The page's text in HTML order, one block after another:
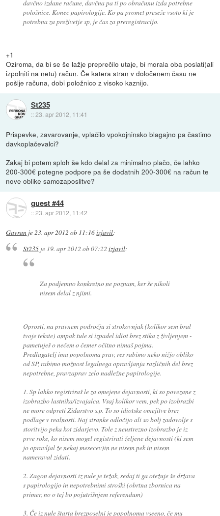
davčno izdane račune, davčna pa ti po obračunu izda potrebne
položnice. Konec papirologije. Ko pa promet preseže vsoto ki je
potrebna za preživetje sp, je čas za preregistracijo.
+1
Oziroma, da bi se še lažje preprečilo utaje, bi morala oba poslati(ali
izpolniti na netu) račun. Če katera stran v določenem času ne
pošlje računa, dobi položnico z visoko kaznijo.
St235
::23. apr 2012, 11:41
Prispevke, zavarovanje, vplačilo vpokojninsko blagajno pa častimo
davkoplačevalci?
Zakaj bi potem sploh še kdo delal za minimalno plačo, če lahko
200-300€ potegne podpore pa še dodatnih 200-300€ na račun te
nove oblike samozaposlitve?
guest #44
::23. apr 2012, 11:42
Gavran je23. apr 2012 ob 11:16izjavil:
St235je 19. apr 2012 ob 07:22 izjavil:
Za podjemno konkretno ne poznam, ker še nikoli
nisem delal z njimi.
Oprosti, na pravnem področju si strokovnjak (kolikor sem bral
tvoje tekste) ampak tule si izpadel idiot brez stika z življenjem -
pametuješ o nečem o čemer očitno nimaš pojma.
Predlagatelj ima popolnoma prav, res rabimo neko nižjo obliko
od SP, rabimo možnost legalnega opravljanja različnih del brez
nepotrebne, pravzaprav zelo nadležne papirologije.
1. Sp lahko registriraš le za omejene dejavnosti, ki so povezane z
izobrazbo lastnika/izvajalca. Vsaj kolikor vem, pek po izobrazbi
ne more odpreti Zidarstvo s.p. To so idiotske omejitve brez
podlage v realnosti. Naj stranke odločijo ali so bolj zadovolje s
storitvijo peka kot zidarjevo. Tole z neustrezno izobrazbo je iz
prve roke, ko nisem mogel registrirati željene dejavnosti (ki sem
jo opravljal že nekaj mesecev)in ne nisem pek in nisem
nameraval zidati.
2. Zagon dejavnosti iz nule je težak, sedaj ti ga otežuje še država
s papirologijo in nepotrebnimi stroški (obrtna zbornica na
primer, no o tej bo pojutrišnjem referendum)
3. Če iz nule štarta brezposelni je popolnoma vseeno, če mu